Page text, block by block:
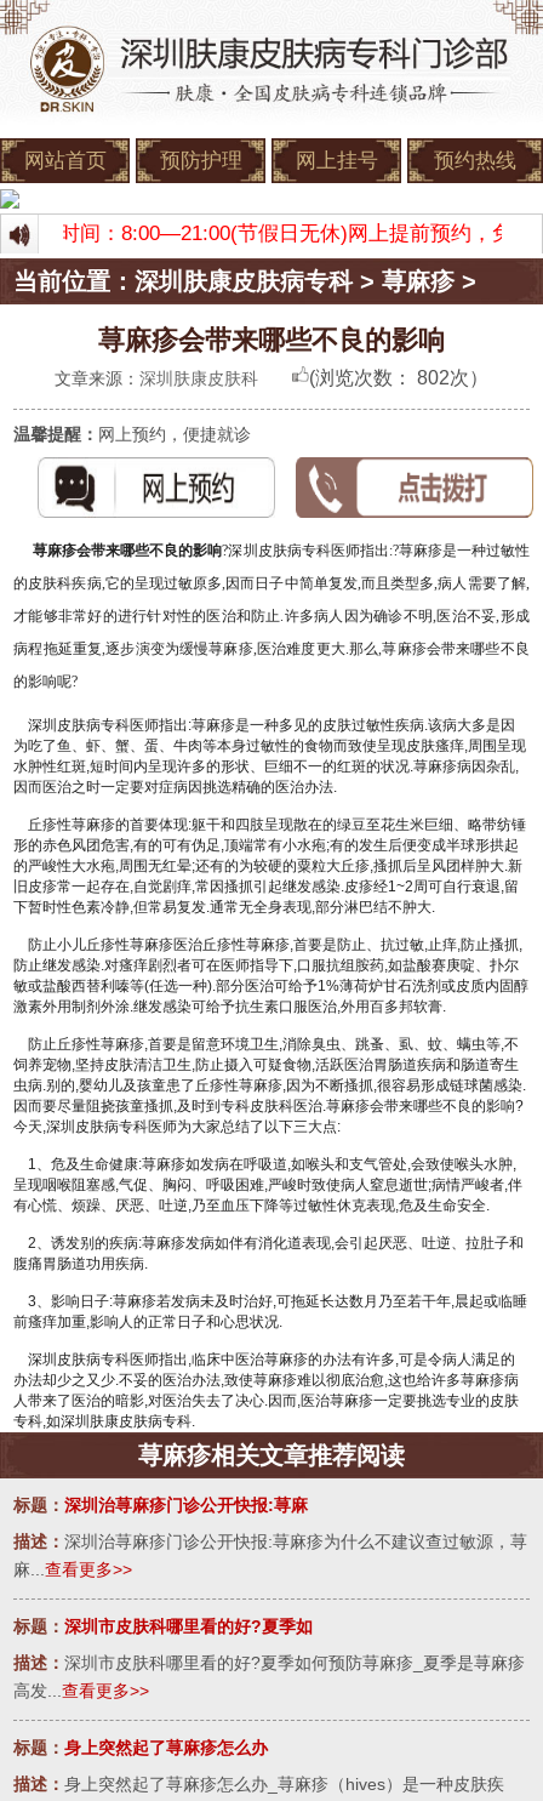
网站首页 预防护理 网上挂号 预约热线
门诊时间：8:00—21:00(节假日无休)网上提前预约，免排
当前位置：深圳肤康皮肤病专科>荨麻疹 >
荨麻疹会带来哪些不良的影响
文章来源： 深圳肤康皮肤科 (浏览次数： 802次）
温馨提醒： 网上预约，便捷就诊
荨麻疹会带来哪些不良的影响?深圳皮肤病专科医师指出:?荨麻疹是一种过敏性
的皮肤科疾病,它的呈现过敏原多,因而日子中简单复发,而且类型多,病人需要了解,
才能够非常好的进行针对性的医治和防止.许多病人因为确诊不明,医治不妥,形成
病程拖延重复,逐步演变为缓慢荨麻疹,医治难度更大.那么,荨麻疹会带来哪些不良
的影响呢?
深圳皮肤病专科医师指出:荨麻疹是一种多见的皮肤过敏性疾病.该病大多是因
为吃了鱼、虾、蟹、蛋、牛肉等本身过敏性的食物而致使呈现皮肤瘙痒,周围呈现
水肿性红斑,短时间内呈现许多的形状、巨细不一的红斑的状况.荨麻疹病因杂乱,
因而医治之时一定要对症病因挑选精确的医治办法.
丘疹性荨麻疹的首要体现:躯干和四肢呈现散在的绿豆至花生米巨细、略带纺锤
形的赤色风团危害,有的可有伪足,顶端常有小水疱;有的发生后便变成半球形拱起
的严峻性大水疱,周围无红晕;还有的为较硬的粟粒大丘疹,搔抓后呈风团样肿大.新
旧皮疹常一起存在,自觉剧痒,常因搔抓引起继发感染.皮疹经1~2周可自行衰退,留
下暂时性色素冷静,但常易复发.通常无全身表现,部分淋巴结不肿大.
防止小儿丘疹性荨麻疹医治丘疹性荨麻疹,首要是防止、抗过敏,止痒,防止搔抓,
防止继发感染.对瘙痒剧烈者可在医师指导下,口服抗组胺药,如盐酸赛庚啶、扑尔
敏或盐酸西替利嗪等(任选一种).部分医治可给予1%薄荷炉甘石洗剂或皮质内固醇
激素外用制剂外涂.继发感染可给予抗生素口服医治,外用百多邦软膏.
防止丘疹性荨麻疹,首要是留意环境卫生,消除臭虫、跳蚤、虱、蚊、螨虫等,不
饲养宠物,坚持皮肤清洁卫生,防止摄入可疑食物,活跃医治胃肠道疾病和肠道寄生
虫病.别的,婴幼儿及孩童患了丘疹性荨麻疹,因为不断搔抓,很容易形成链球菌感染.
因而要尽量阻挠孩童搔抓,及时到专科皮肤科医治.荨麻疹会带来哪些不良的影响?
今天,深圳皮肤病专科医师为大家总结了以下三大点:
1、危及生命健康:荨麻疹如发病在呼吸道,如喉头和支气管处,会致使喉头水肿,
呈现咽喉阻塞感,气促、胸闷、呼吸困难,严峻时致使病人窒息逝世;病情严峻者,伴
有心慌、烦躁、厌恶、吐逆,乃至血压下降等过敏性休克表现,危及生命安全.
2、诱发别的疾病:荨麻疹发病如伴有消化道表现,会引起厌恶、吐逆、拉肚子和
腹痛胃肠道功用疾病.
3、影响日子:荨麻疹若发病未及时治好,可拖延长达数月乃至若干年,晨起或临睡
前瘙痒加重,影响人的正常日子和心思状况.
深圳皮肤病专科医师指出,临床中医治荨麻疹的办法有许多,可是令病人满足的
办法却少之又少.不妥的医治办法,致使荨麻疹难以彻底治愈,这也给许多荨麻疹病
人带来了医治的暗影,对医治失去了决心.因而,医治荨麻疹一定要挑选专业的皮肤
专科,如深圳肤康皮肤病专科.
荨麻疹相关文章推荐阅读
标题：深圳治荨麻疹门诊公开快报:荨麻
描述：深圳治荨麻疹门诊公开快报:荨麻疹为什么不建议查过敏源，荨
麻...查看更多>>
标题：深圳市皮肤科哪里看的好?夏季如
描述：深圳市皮肤科哪里看的好?夏季如何预防荨麻疹_夏季是荨麻疹
高发...查看更多>>
标题：身上突然起了荨麻疹怎么办
描述：身上突然起了荨麻疹怎么办_荨麻疹（hives）是一种皮肤疾